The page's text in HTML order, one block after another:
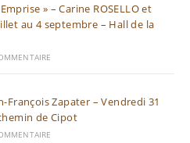
» – Carine ROSELLO et
au 4 septembre – Hall de la
François Zapater – Vendredi 31
de Cipot